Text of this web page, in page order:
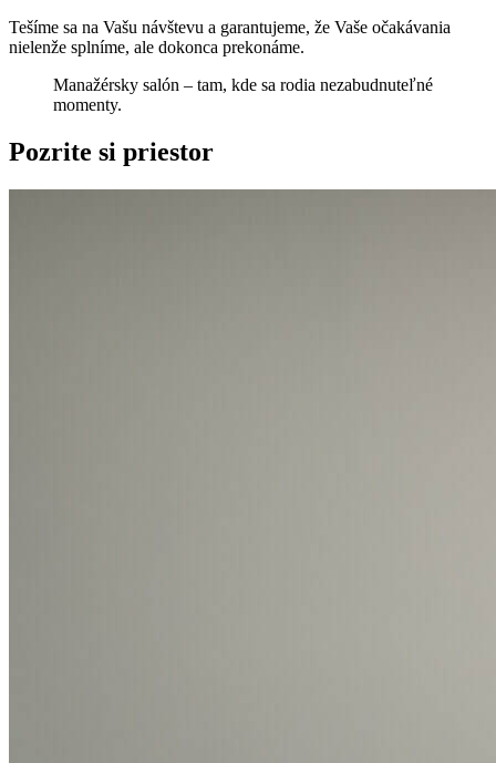
Tešíme sa na Vašu návštevu a garantujeme, že Vaše očakávania
nielenže splníme, ale dokonca prekonáme.
Manažérsky salón – tam, kde sa rodia nezabudnuteľné
momenty.
Pozrite si priestor